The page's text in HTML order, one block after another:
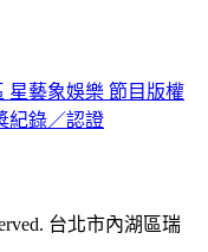
星藝象娛樂 節目版權
紀錄／認證
台北市內湖區瑞